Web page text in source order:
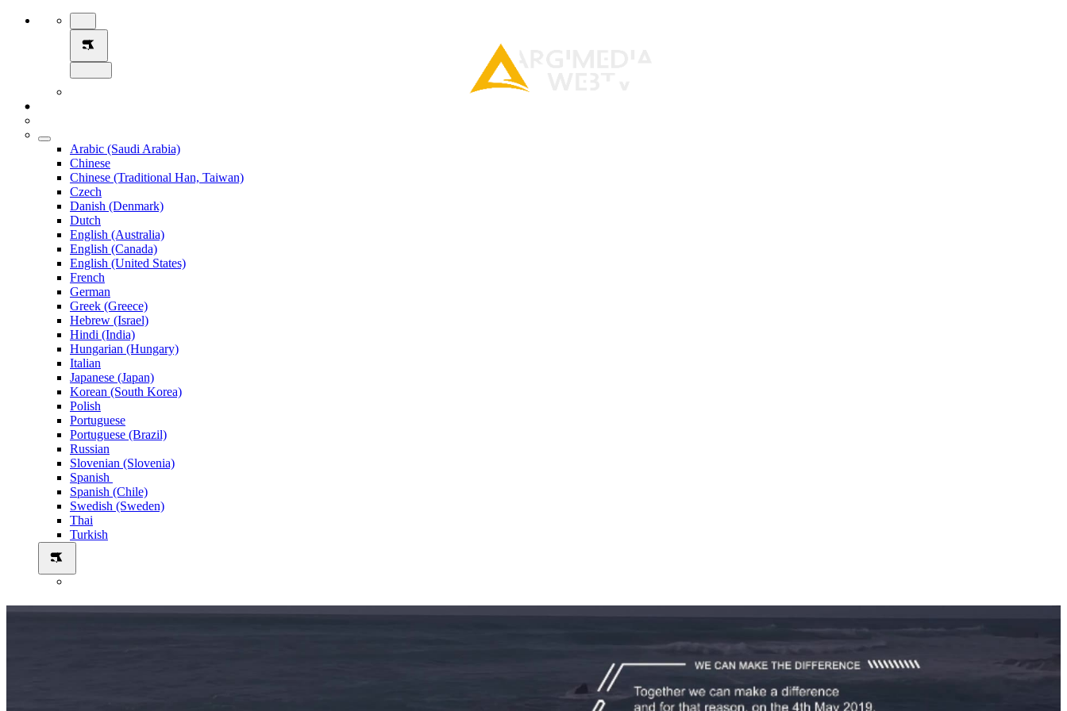
Arabic (Saudi Arabia)
Chinese
Chinese (Traditional Han, Taiwan)
Czech
Danish (Denmark)
Dutch
English (Australia)
English (Canada)
English (United States)
French
German
Greek (Greece)
Hebrew (Israel)
Hindi (India)
Hungarian (Hungary)
Italian
Japanese (Japan)
Korean (South Korea)
Polish
Portuguese
Portuguese (Brazil)
Russian
Slovenian (Slovenia)
Spanish
Spanish (Chile)
Swedish (Sweden)
Thai
Turkish